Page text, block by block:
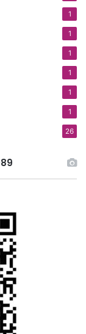
1
1
1
1
1
1
26